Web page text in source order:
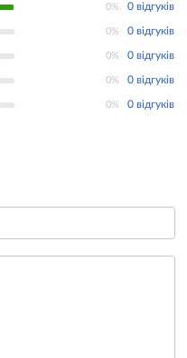
0% 0 відгуків
0% 0 відгуків
0% 0 відгуків
0% 0 відгуків
0% 0 відгуків